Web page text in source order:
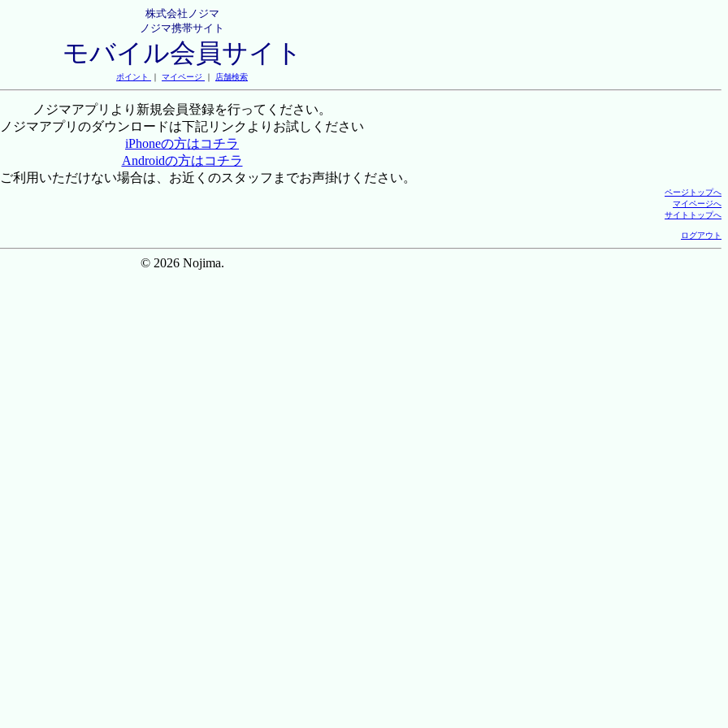
株式会社ノジマ
ノジマ携帯サイト
モバイル会員サイト
ポイント ｜ マイページ ｜ 店舗検索
ノジマアプリより新規会員登録を行ってください。
ノジマアプリのダウンロードは下記リンクよりお試しください
iPhoneの方はコチラ
Androidの方はコチラ
利用いただけない場合は、お近くのスタッフまでお声掛けください。
ページトップへ
マイページへ
サイトトップへ
ログアウト
© 2026 Nojima.